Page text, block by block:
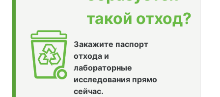
такой отход?
Закажите паспорт
отхода и
лабораторные
исследования прямо
сейчас.